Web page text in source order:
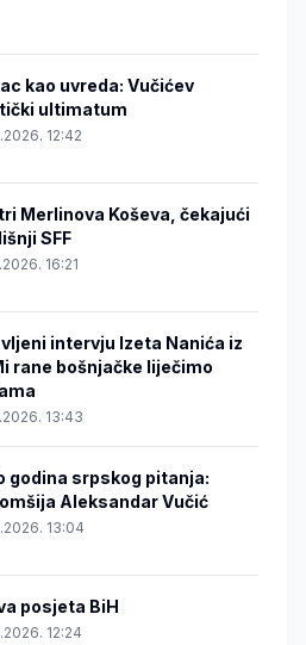
kao uvreda: Vučićev
ultimatum
12:42
Merlinova Koševa, čekajući
SFF
16:21
intervju Izeta Nanića iz
rane bošnjačke liječimo
13:43
godina srpskog pitanja:
Aleksandar Vučić
13:04
posjeta BiH
12:24